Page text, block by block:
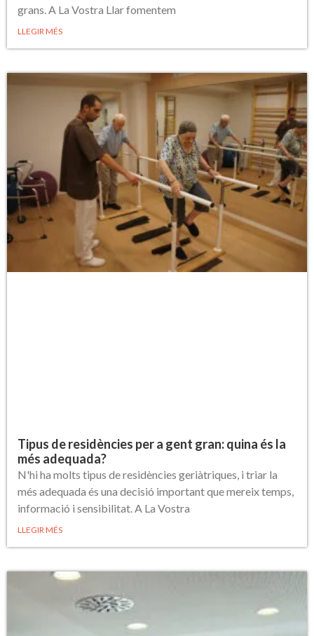
grans. A La Vostra Llar fomentem
LLEGIR MÉS
Tipus de residències per a gent gran: quina és la
més adequada?
N'hi ha molts tipus de residències geriàtriques, i triar la
més adequada és una decisió important que mereix temps,
informació i sensibilitat. A La Vostra
LLEGIR MÉS